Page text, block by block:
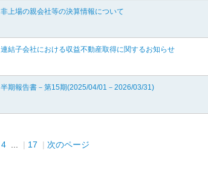
非上場の親会社等の決算情報について
連結子会社における収益不動産取得に関するお知らせ
半期報告書－第15期(2025/04/01－2026/03/31)
4 17 次のページ